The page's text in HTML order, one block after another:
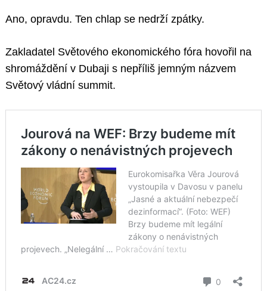
Ano, opravdu. Ten chlap se nedrží zpátky.
Zakladatel Světového ekonomického fóra hovořil na
shromáždění v Dubaji s nepříliš jemným názvem
Světový vládní summit.